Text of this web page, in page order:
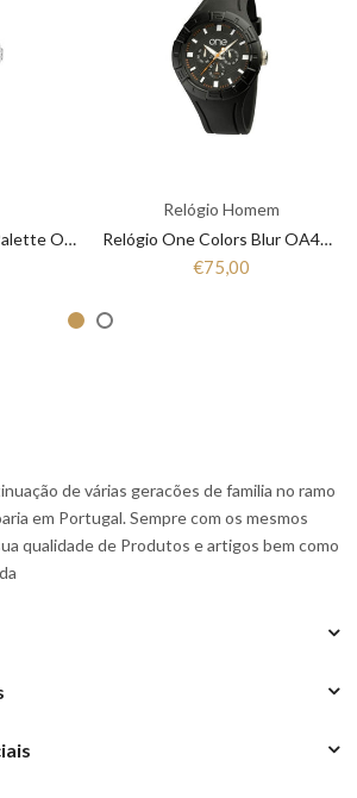
Relógio One Colors Palette OA4399CC12B
Relógio Homem
Relógio One Colors Blur OA4549PP12E
€75,00
de várias geracões de familia no ramo
em Portugal. Sempre com os mesmos
qualidade de Produtos e artigos bem como